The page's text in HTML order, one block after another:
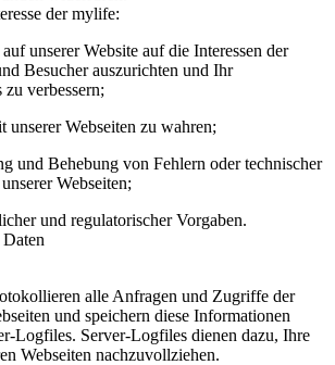
der mylife:
unserer Website auf die Interessen der
Besucher auszurichten und Ihr
verbessern;
unserer Webseiten zu wahren;
und Behebung von Fehlern oder technischer
Webseiten;
und regulatorischer Vorgaben.
alle Anfragen und Zugriffe der
und speichern diese Informationen
Logfiles. Server-Logfiles dienen dazu, Ihre
Webseiten nachzuvollziehen.